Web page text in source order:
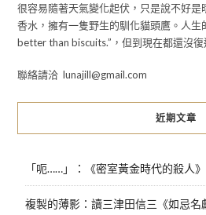
很容易隨著天氣變化起伏，只是說不好是
香水，擁有一隻野生的馴化貓頭鷹。人生
better than biscuits.”，但到現在都還沒復
聯絡請洽 lunajill@gmail.com
近期文章
「呃……」：《密室黃金時代的殺人
複製的薄影：讀三津田信三《如忌名